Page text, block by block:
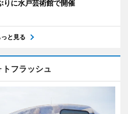
に水戸芸術館で開催
っと見る
トフラッシュ